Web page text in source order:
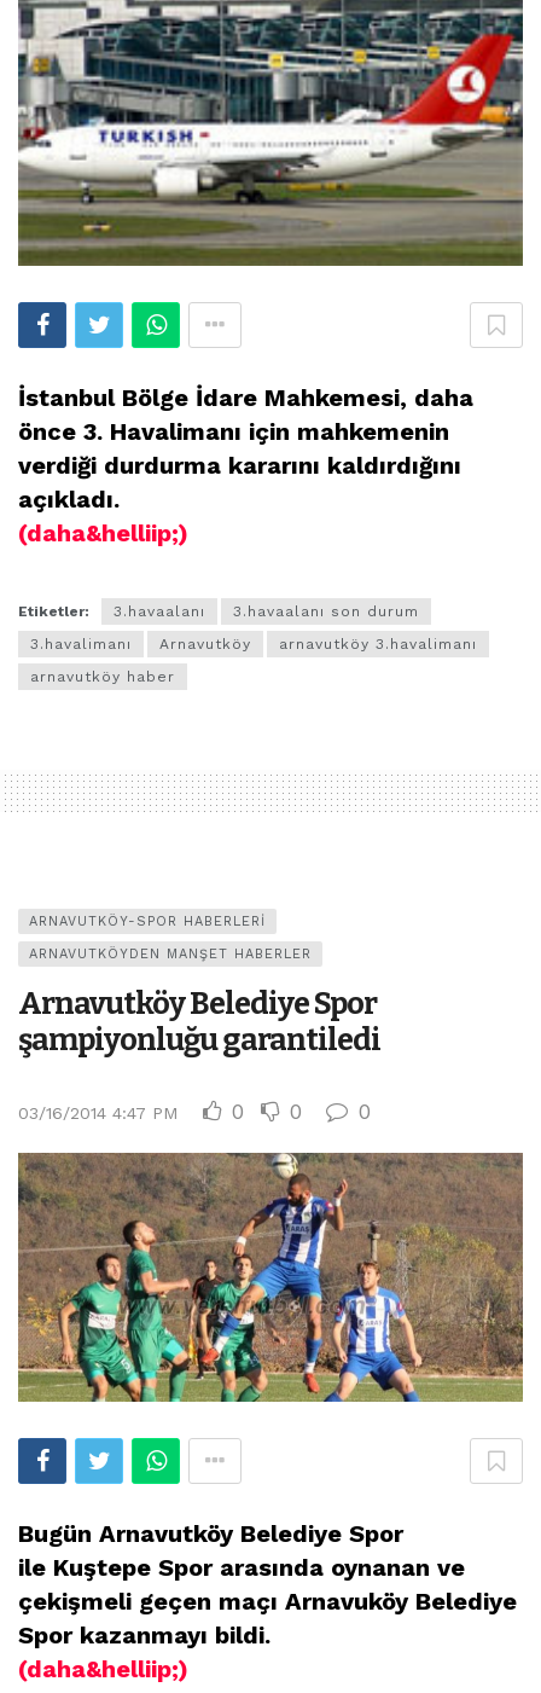
İstanbul Bölge İdare Mahkemesi, daha
önce 3. Havalimanı için mahkemenin
verdiği durdurma kararını kaldırdığını
açıkladı.
(daha&helliip;)
Etiketler: 3.havaalanı
3.havaalanı son durum
3.havalimanı
Arnavutköy
arnavutköy 3.havalimanı
arnavutköy haber
ARNAVUTKÖY-SPOR HABERLERI
ARNAVUTKÖYDEN MANŞET HABERLER
Arnavutköy Belediye Spor
şampiyonluğu garantiledi
03/16/2014 4:47 PM 0 0 0
Bugün Arnavutköy Belediye Spor
ile Kuştepe Spor arasında oynanan ve
çekişmeli geçen maçı Arnavuköy Belediye
Spor kazanmayı bildi.
(daha&helliip;)